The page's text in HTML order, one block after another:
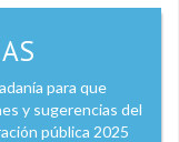
para que
y sugerencias del
pública 2025